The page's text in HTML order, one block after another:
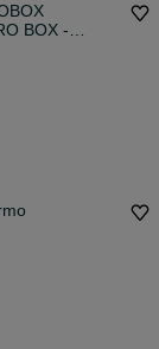
BOX -
VAT